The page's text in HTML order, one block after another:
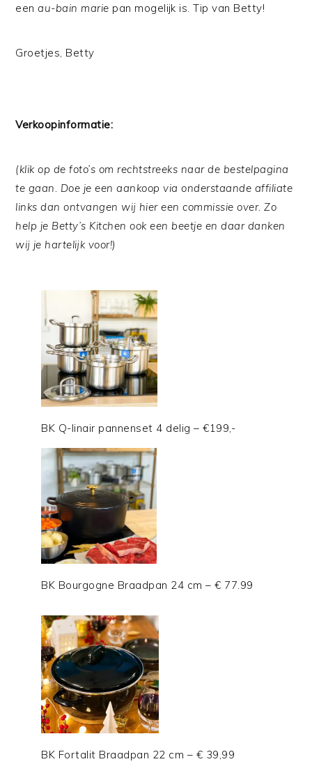
eenau-bain marie pan mogelijk is. Tip van Betty!
Groetjes, Betty
Verkoopinformatie:
(klik op de foto’s om rechtstreeks naar de bestelpagina
te gaan. Doe je een aankoop via onderstaande affiliate
links dan ontvangen wij hier een commissie over. Zo
help je Betty’s Kitchen ook een beetje en daar danken
wij je hartelijk voor!)
BK Q-linair pannenset 4 delig – €199,-
BK Bourgogne Braadpan 24 cm – € 77.99
BK Fortalit Braadpan 22 cm – € 39,99